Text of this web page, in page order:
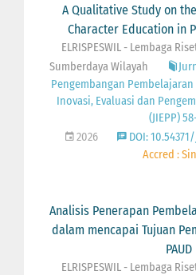
A Qualitative Study on
Character Education in
ELRISPESWIL - Lembaga
Sumberdaya Wilayah
Pengembangan Pembelajaran
Inovasi, Evaluasi dan
(JIEPP)
2026
DOI:
Accred :
Analisis Penerapan
dalam mencapai Tujuan
PAUD
ELRISPESWIL - Lembaga